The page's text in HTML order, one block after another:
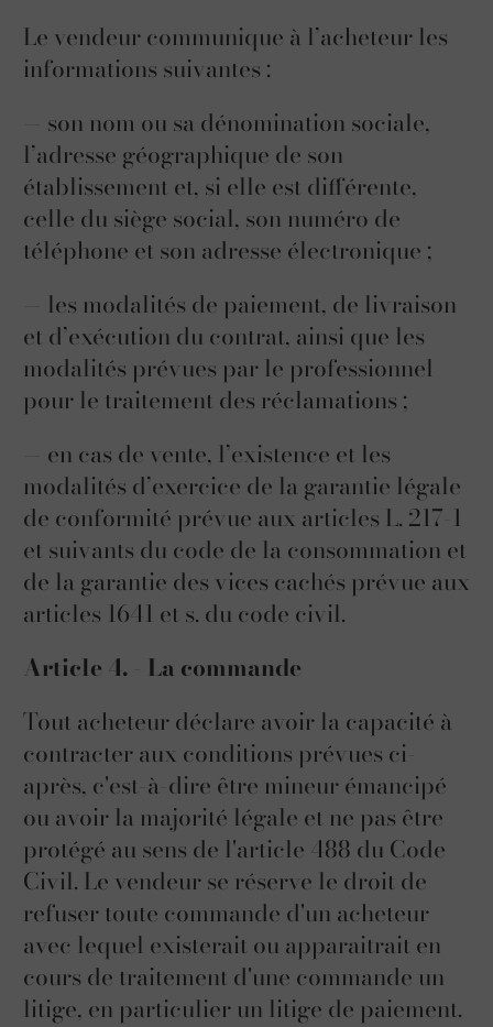
Le vendeur communique à l’acheteur les
informations suivantes :
— son nom ou sa dénomination sociale,
l’adresse géographique de son
établissement et, si elle est différente,
celle du siège social, son numéro de
téléphone et son adresse électronique ;
— les modalités de paiement, de livraison
et d’exécution du contrat, ainsi que les
modalités prévues par le professionnel
pour le traitement des réclamations ;
— en cas de vente, l’existence et les
modalités d’exercice de la garantie légale
de conformité prévue aux articles L. 217-1
et suivants du code de la consommation et
de la garantie des vices cachés prévue aux
articles 1641 et s. du code civil.
Article 4. - La commande
Tout acheteur déclare avoir la capacité à
contracter aux conditions prévues ci-
après, c'est-à-dire être mineur émancipé
ou avoir la majorité légale et ne pas être
protégé au sens de l'article 488 du Code
Civil. Le vendeur se réserve le droit de
refuser toute commande d'un acheteur
avec lequel existerait ou apparaitrait en
cours de traitement d'une commande un
litige, en particulier un litige de paiement.